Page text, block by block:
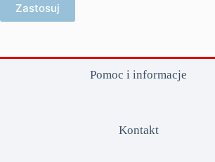
Zastosuj
Pomoc i informacje
Kontakt